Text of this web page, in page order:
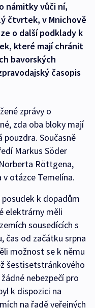
námitky vůči ní,
čtvrtek, v Mnichově
o další podklady k
které mají chránit
bavorských
časopis
zprávy o
zda oba bloky mají
Současně
Markus Söder
Röttgena,
v otázce Temelína.
k dopadům
elektrárny měli
sousedících s
čas od začátku srpna
možnost se k němu
šestisetstránkového
nebezpečí pro
k dispozici na
na řadě veřejných